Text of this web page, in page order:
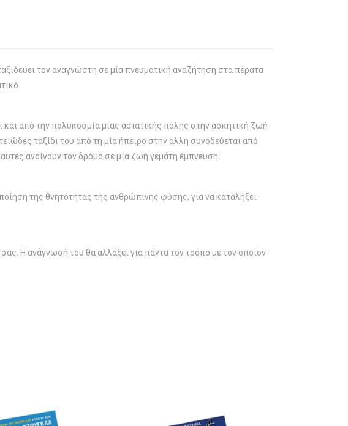
τον αναγνώστη σε μία πνευματική αναζήτηση στα πέρατα
από την πολυκοσμία μίας ασιατικής πόλης στην ασκητική ζωή
ταξίδι του από τη μία ήπειρο στην άλλη συνοδεύεται από
ανοίγουν τον δρόμο σε μία ζωή γεμάτη έμπνευση.
της θνητότητας της ανθρώπινης φύσης, για να καταλήξει
Η ανάγνωσή του θα αλλάξει για πάντα τον τρόπο με τον οποίον